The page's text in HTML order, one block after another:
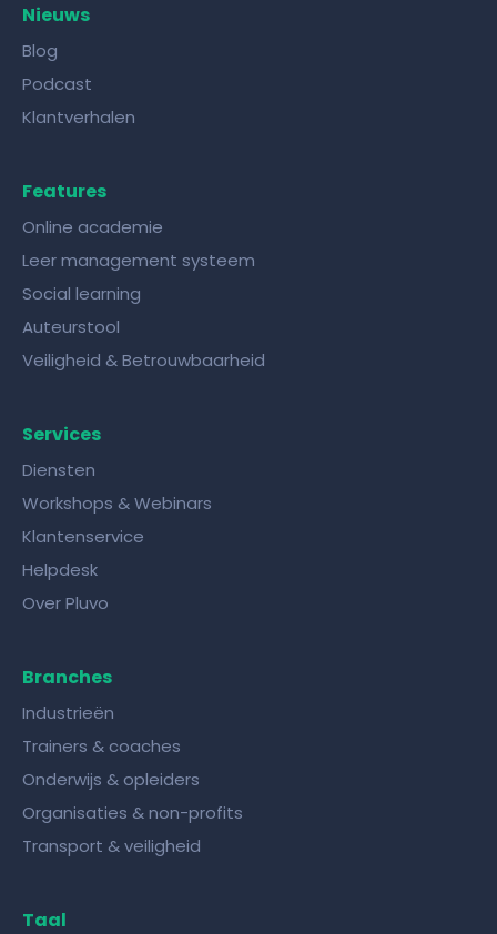
Nieuws
Blog
Podcast
Klantverhalen
Features
Online academie
Leer management systeem
Social learning
Auteurstool
Veiligheid & Betrouwbaarheid
Services
Diensten
Workshops & Webinars
Klantenservice
Helpdesk
Over Pluvo
Branches
Industrieën
Trainers & coaches
Onderwijs & opleiders
Organisaties & non-profits
Transport & veiligheid
Taal